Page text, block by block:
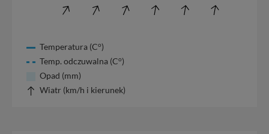
Temperatura (Co)
Temp. odczuwalna (Co)
Opad (mm)
Wiatr (km/h i kierunek)